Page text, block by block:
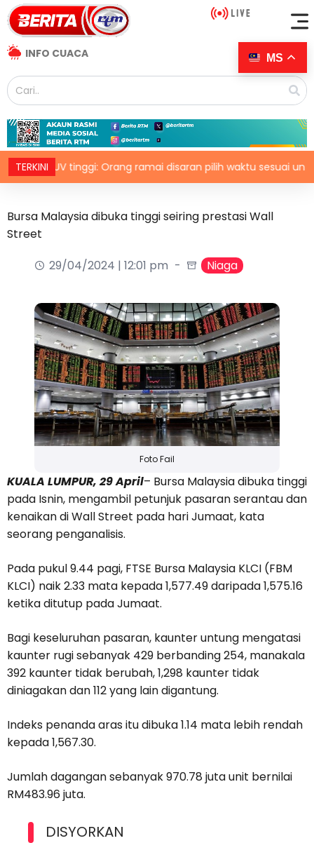
INFO CUACA
TERKINI
UV tinggi: Orang ramai disaran pilih waktu sesuai untuk
Bursa Malaysia dibuka tinggi seiring prestasi Wall
Street
29/04/2024 | 12:01 pm
Niaga
Foto Fail
KUALA LUMPUR, 29 April– Bursa Malaysia dibuka tinggi
pada Isnin, mengambil petunjuk pasaran serantau dan
kenaikan di Wall Street pada hari Jumaat, kata
seorang penganalisis.
Pada pukul 9.44 pagi, FTSE Bursa Malaysia KLCI (FBM
KLCI) naik 2.33 mata kepada 1,577.49 daripada 1,575.16
ketika ditutup pada Jumaat.
Bagi keseluruhan pasaran, kaunter untung mengatasi
kaunter rugi sebanyak 429 berbanding 254, manakala
392 kaunter tidak berubah, 1,298 kaunter tidak
diniagakan dan 112 yang lain digantung.
Indeks penanda aras itu dibuka 1.14 mata lebih rendah
kepada 1,567.30.
Jumlah dagangan sebanyak 970.78 juta unit bernilai
RM483.96 juta.
DISYORKAN
MS